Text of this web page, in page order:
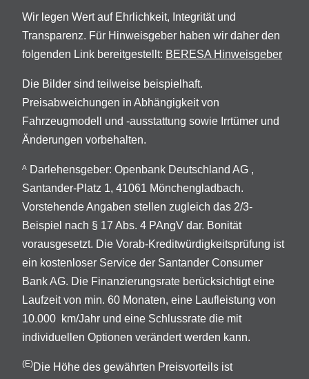
Wir legen Wert auf Ehrlichkeit, Integrität und
Transparenz. Für Hinweisgeber haben wir daher den
folgenden Link bereitgestellt: BERESA Hinweisgeber
Die Bilder sind teilweise beispielhaft.
Preisabweichungen in Abhängigkeit von
Fahrzeugmodell und -ausstattung sowie Irrtümer und
Änderungen vorbehalten.
A
Darlehensgeber: Openbank Deutschland AG ,
Santander-Platz 1, 41061 Mönchengladbach.
Vorstehende Angaben stellen zugleich das 2/3-
Beispiel nach § 17 Abs. 4 PAngV dar. Bonität
vorausgesetzt. Die Vorab-Kreditwürdigkeitsprüfung ist
ein kostenloser Service der Santander Consumer
Bank AG. Die Finanzierungsrate berücksichtigt eine
Laufzeit von min. 60 Monaten, eine Laufleistung von
10.000 km/Jahr und eine Schlussrate die mit
individuellen Optionen verändert werden kann.
(E)Die Höhe des gewährten Preisvorteils ist